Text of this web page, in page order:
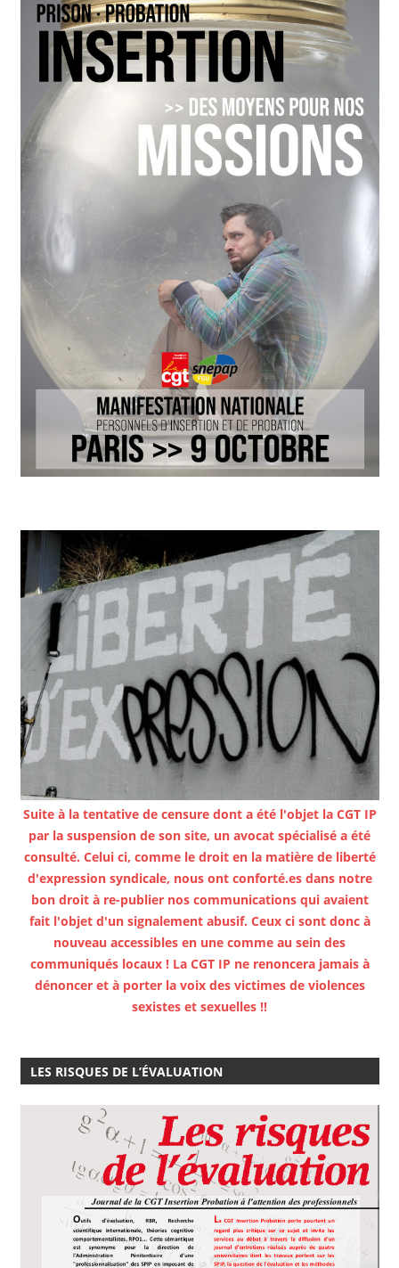
Suite à la tentative de censure dont a été l'objet la CGT IP
par la suspension de son site, un avocat spécialisé a été
consulté. Celui ci, comme le droit en la matière de liberté
d'expression syndicale, nous ont conforté.es dans notre
bon droit à re-publier nos communications qui avaient
fait l'objet d'un signalement abusif. Ceux ci sont donc à
nouveau accessibles en une comme au sein des
communiqués locaux ! La CGT IP ne renoncera jamais à
dénoncer et à porter la voix des victimes de violences
sexistes et sexuelles !!
LES RISQUES DE L’ÉVALUATION